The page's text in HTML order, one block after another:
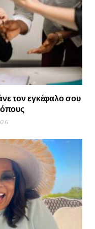
τον εγκέφαλο σου